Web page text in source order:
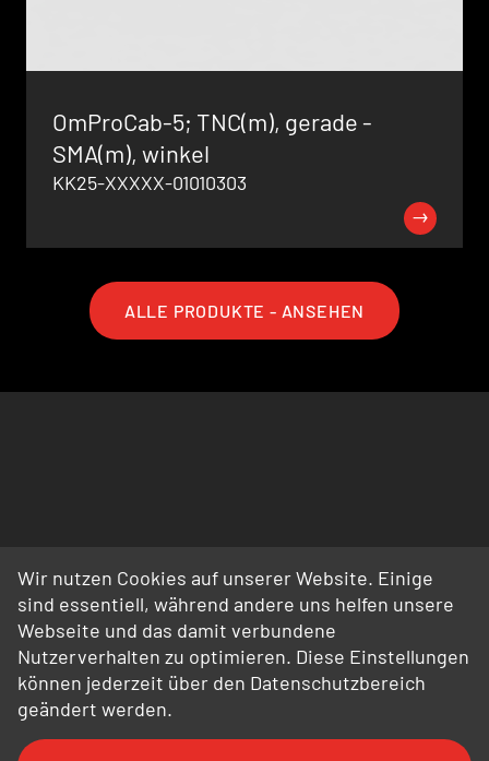
OmProCab-5; TNC(m), gerade -
SMA(m), winkel
KK25-XXXXX-01010303
ALLE PRODUKTE - ANSEHEN
Wir nutzen Cookies auf unserer Website. Einige
sind essentiell, während andere uns helfen unsere
Webseite und das damit verbundene
Nutzerverhalten zu optimieren. Diese Einstellungen
können jederzeit über den Datenschutzbereich
geändert werden.